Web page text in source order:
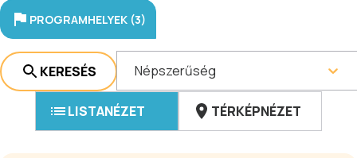
PROGRAMHELYEK (3)
KERESÉS Népszerűség
LISTANÉZET TÉRKÉPNÉZET